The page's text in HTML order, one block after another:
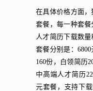
在具体价格方面
套餐，每一种套
人才简历下载数
套餐分别是：
160份，白领简历
中高端人才简历
元套餐，支持下